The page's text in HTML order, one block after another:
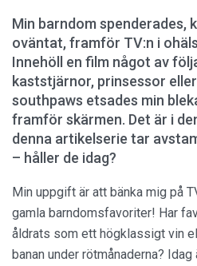
Min barndom spenderades,
oväntat, framför TV:n i
Innehöll en film något av
kaststjärnor, prinsessor
southpaws etsades min
framför skärmen. Det är i
denna artikelserie tar
– håller de idag?
Min uppgift är att bänka mig på
gamla barndomsfavoriter! Har
åldrats som ett högklassigt vin
banan under rötmånaderna?